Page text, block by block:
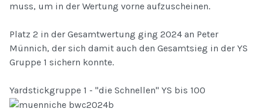
muss, um in der Wertung vorne aufzuscheinen.
Platz 2 in der Gesamtwertung ging 2024 an Peter
Münnich, der sich damit auch den Gesamtsieg in der YS
Gruppe 1 sichern konnte.
Yardstickgruppe 1 - "die Schnellen" YS bis 100